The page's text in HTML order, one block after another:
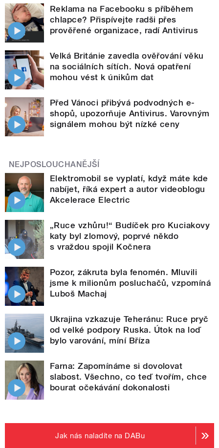
Reklama na Facebooku s příběhem
chlapce? Přispívejte radši přes
prověřené organizace, radí Antivirus
Velká Británie zavedla ověřování věku
na sociálních sítích. Nová opatření
mohou vést k únikům dat
Před Vánoci přibývá podvodných e-
shopů, upozorňuje Antivirus. Varovným
signálem mohou být nízké ceny
NEJPOSLOUCHANĚJŠÍ
Elektromobil se vyplatí, když máte kde
nabíjet, říká expert a autor videoblogu
Akcelerace Electric
„Ruce vzhůru!“ Budíček pro Kuciakovy
katy byl zlomový, poprvé někdo
s vraždou spojil Kočnera
Pozor, zákruta byla fenomén. Mluvili
jsme k milionům posluchačů, vzpomíná
Luboš Machaj
Ukrajina vzkazuje Teheránu: Ruce pryč
od velké podpory Ruska. Útok na loď
bylo varování, míní Bříza
Farna: Zapomínáme si dovolovat
slabost. Všechno, co teď tvořím, chce
bourat očekávání dokonalosti
Jak nás naladíte na DABu